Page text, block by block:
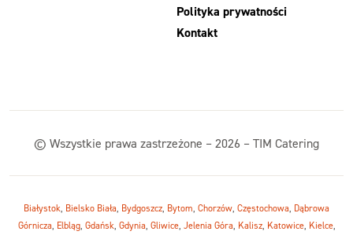
Polityka prywatności
Kontakt
© Wszystkie prawa zastrzeżone – 2026 – TIM Catering
Białystok, Bielsko Biała, Bydgoszcz, Bytom, Chorzów, Częstochowa, Dąbrowa
Górnicza, Elbląg, Gdańsk, Gdynia, Gliwice, Jelenia Góra, Kalisz, Katowice, Kielce,